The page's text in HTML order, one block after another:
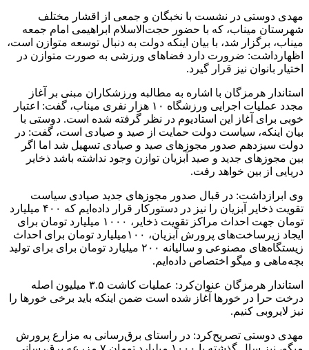
مهدی دوستی در نشست با نخبگان و جمعی از اقشار مختلف
شهرستان میناب، که با حضور حجت‌الاسلام ابراهیمی امام جمعه
میناب، برگزار شد، با بیان اینکه دولت به دنبال توسعه متوازن است،
اظهارداشت: ضرورت دارد فضاهای ورزشی به صورت متوازن در
اختیار بانوان نیز قرار گیرد.
استاندار هرمزگان با اشاره به مطالبه ورزشکاران مبنی بر آغاز
مجدد عملیات اجرایی ورزشگاه ۱۰ هزار نفری میناب، گفت: اعتبار
خوبی برای آغاز این استادیوم در نظر گرفته شده است. دوستی با
بیان اینکه، سیاست دولت حمایت از صید و صیادی است، گفت: در
دولت سیزدهم صدور مجوزهای صید و صیادی تسهیل شد اما اگر
بین مجوزهای جدید و صید آبزیان توازن وجود نداشته باشد ذخایر
دریایی از بین خواهد رفت.
وی ابرازداشت: در قبال صدور مجوزهای جدید صیادی سیاست
تقویت ذخایر آبزیان را نیز در دستورکار قرار داده‌ایم که ۴۰۰ میلیارد
تومان جهت احداث مراکز تقویت ذخایر، ۱۰۰۰ میلیارد تومان برای
ایجاد زیرساخت‌های پرورش آبزیان، ۱۰۰میلیارد تومان برای احداث
زیستگاه‌های مصنوعی و سالیانه ۲۰۰ میلیارد تومان برای برای تولید
بچه‌ماهی و میگو اختصاص داده‌ایم.
استاندار هرمزگان عنوان‌کرد: عملیات کاشت ۳.۵ میلیون اصله
درخت حرا در خورها آغاز شده است ضمن اینکه باید برخی خورها را
نیز لایروبی کنیم.
مهدی دوستی تصریح‌کرد: در راستای برق‌رسانی به مزارع پرورش